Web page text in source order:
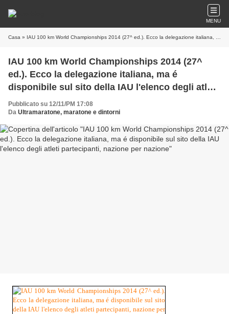
MENU
Casa » IAU 100 km World Championships 2014 (27^ ed.). Ecco la delegazione italiana, ma é disponibile sul sito della IAU l'elenco degli atleti partecipanti, nazione per nazione
IAU 100 km World Championships 2014 (27^
ed.). Ecco la delegazione italiana, ma é
disponibile sul sito della IAU l'elenco degli atleti
partecipanti, nazione per nazione
Pubblicato su 12/11/PM 17:08
Da Ultramaratone, maratone e dintorni